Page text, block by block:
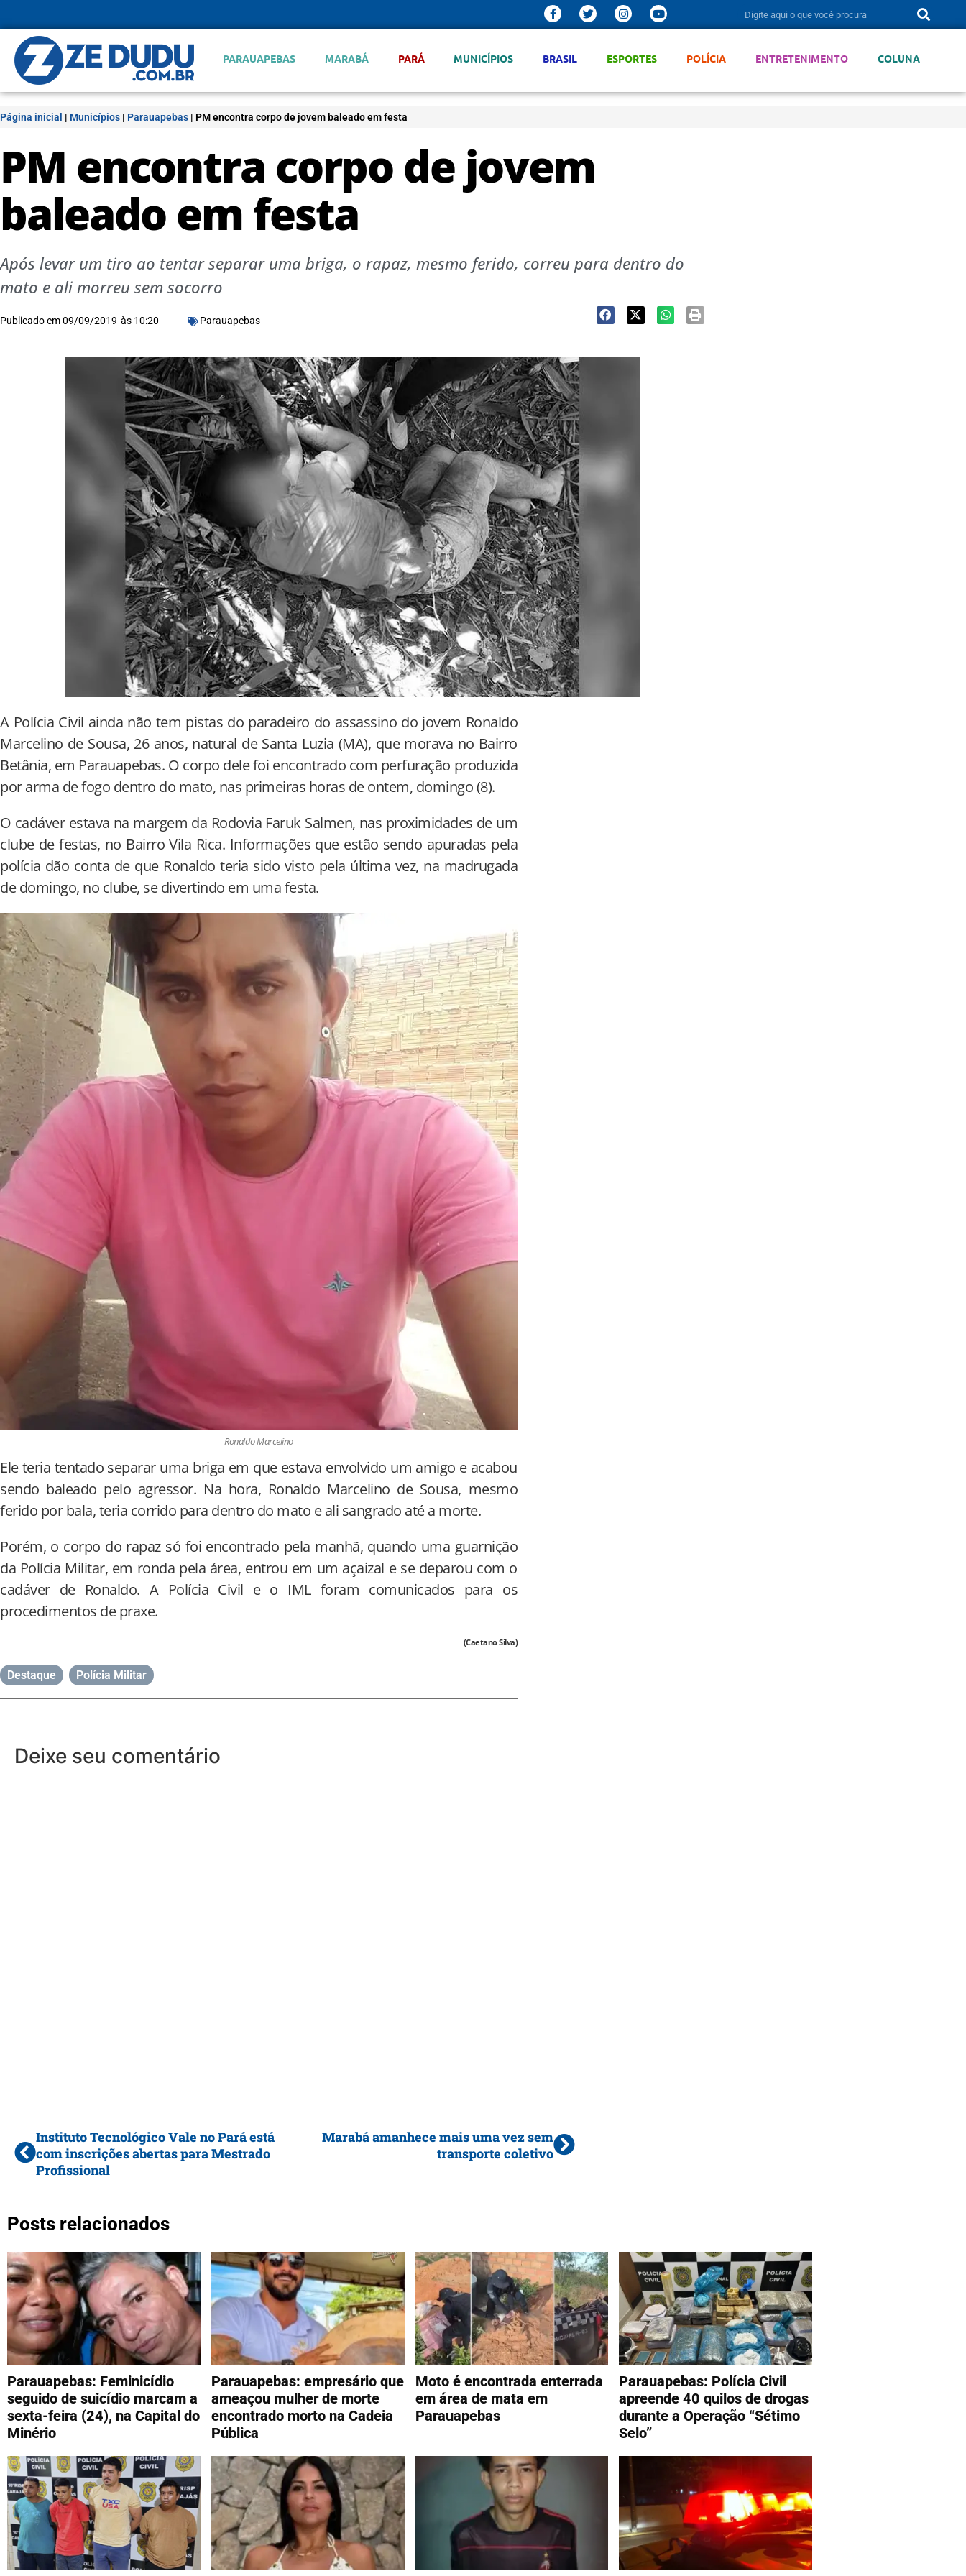
PARAUAPEBAS MARABÁ PARÁ MUNICÍPIOS BRASIL ESPORTES POLÍCIA ENTRETENIMENTO COLUNA
Página inicial | Municípios | Parauapebas | PM encontra corpo de jovem baleado em festa
PM encontra corpo de jovem
baleado em festa
Após levar um tiro ao tentar separar uma briga, o rapaz, mesmo ferido, correu para dentro do
mato e ali morreu sem socorro
Publicado em09/09/2019 às 10:20 Parauapebas
A Polícia Civil ainda não tem pistas do paradeiro do assassino do jovem Ronaldo
Marcelino de Sousa, 26 anos, natural de Santa Luzia (MA), que morava no Bairro
Betânia, em Parauapebas. O corpo dele foi encontrado com perfuração produzida
por arma de fogo dentro do mato, nas primeiras horas de ontem, domingo (8).
O cadáver estava na margem da Rodovia Faruk Salmen, nas proximidades de um
clube de festas, no Bairro Vila Rica. Informações que estão sendo apuradas pela
polícia dão conta de que Ronaldo teria sido visto pela última vez, na madrugada
de domingo, no clube, se divertindo em uma festa.
Ronaldo Marcelino
Ele teria tentado separar uma briga em que estava envolvido um amigo e acabou
sendo baleado pelo agressor. Na hora, Ronaldo Marcelino de Sousa, mesmo
ferido por bala, teria corrido para dentro do mato e ali sangrado até a morte.
Porém, o corpo do rapaz só foi encontrado pela manhã, quando uma guarnição
da Polícia Militar, em ronda pela área, entrou em um açaizal e se deparou com o
cadáver de Ronaldo. A Polícia Civil e o IML foram comunicados para os
procedimentos de praxe.
(Caetano Silva)
Destaque Polícia Militar
Deixe seu comentário
Instituto Tecnológico Vale no Pará está
com inscrições abertas para Mestrado
Profissional
Marabá amanhece mais uma vez sem
transporte coletivo
Posts relacionados
Parauapebas: Feminicídio
seguido de suicídio marcam a
sexta-feira (24), na Capital do
Minério
Parauapebas: empresário que
ameaçou mulher de morte
encontrado morto na Cadeia
Pública
Moto é encontrada enterrada
em área de mata em
Parauapebas
Parauapebas: Polícia Civil
apreende 40 quilos de drogas
durante a Operação “Sétimo
Selo”